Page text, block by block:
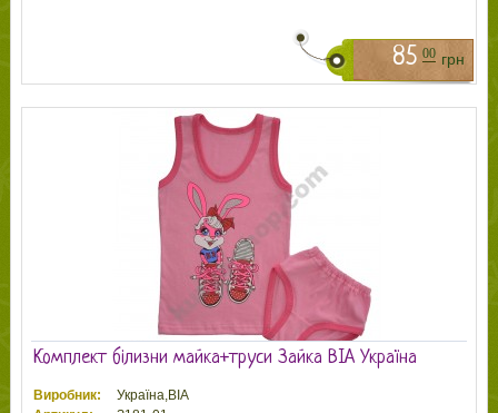
85 00 грн
Комплект білизни майка+труси Зайка ВІА Україна
Виробник:
Україна,ВІА